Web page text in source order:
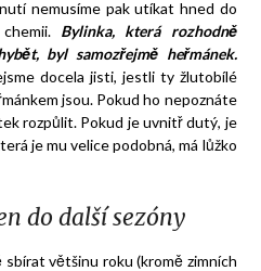
nemusíme pak utíkat hned do
Bylinka, která rozhodně
byl samozřejmě heřmánek.
docela jisti, jestli ty žlutobílé
jsou. Pokud ho nepoznáte
rozpůlit. Pokud je uvnitř dutý, je
je mu velice podobná, má lůžko
do další sezóny
většinu roku (kromě zimních